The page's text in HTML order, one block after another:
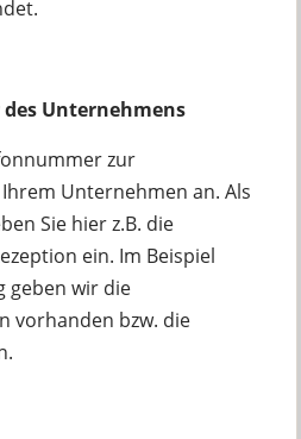
Unternehmens
zur
Unternehmen an. Als
Sie hier z.B. die
ein. Im Beispiel
geben wir die
vorhanden bzw. die